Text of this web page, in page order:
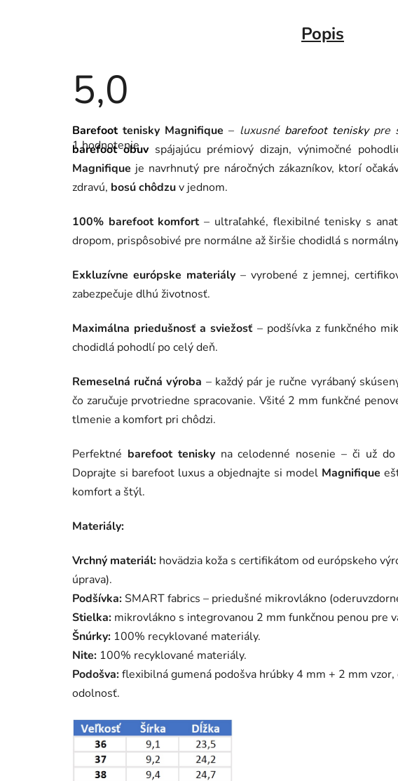
Popis
5,0
Priemerné
hodnotenie
produktu
je
5,0
5
1 hodnotenie
Barefoottenisky Magnifique – luxusné barefoot teniskypre
barefoot obuvspájajúcu prémiový dizajn, výnimočné
Magnifique je navrhnutý pre náročných zákazníkov, ktorí
zdravú, bosú chôdzuv jednom.
100% barefoot komfort– ultraľahké, flexibilné tenisky s
dropom, prispôsobivé pre normálne až širšie chodidlá s
Exkluzívne európske materiály– vyrobené z jemnej,
zabezpečuje dlhú životnosť.
Maximálna priedušnosť a sviežosť– podšívka z funkčného
chodidlá pohodlí po celý deň.
Remeselná ručná výroba – každý pár je ručne vyrábaný
čo zaručuje prvotriedne spracovanie. Všité 2 mm funkčné
tlmenie a komfort pri chôdzi.
Perfektné barefoot teniskyna celodenné nosenie – či už
Doprajte si barefoot luxus a objednajte si model Magnifique
komfort a štýl.
Materiály:
Vrchný materiál: hovädzia koža s certifikátom od európskeho
úprava).
Podšívka:SMART fabrics – priedušné mikrovlákno
Stielka: mikrovlákno s integrovanou 2 mm funkčnou penou pre
Šnúrky: 100% recyklované materiály.
Nite: 100% recyklované materiály.
Podošva:flexibilná gumená podošva hrúbky 4 mm + 2 mm
odolnosť.